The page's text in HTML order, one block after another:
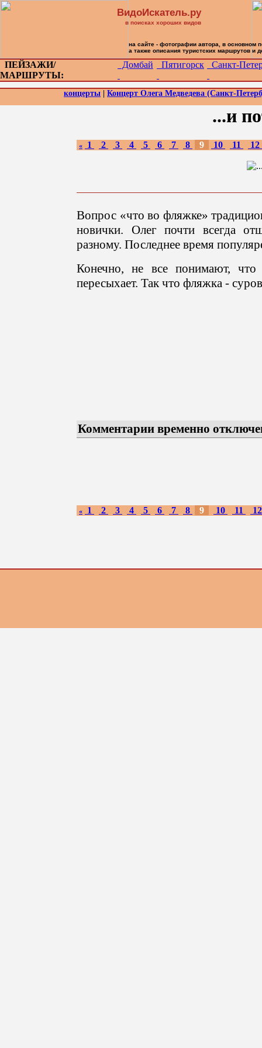
ПЕЙЗАЖИ/
МАРШРУТЫ:
Домбай Пятигорск Санкт-
концерты Концерт Олега Медведева (Санкт-
...и
« 1 2 3 4 5 6 7 8 9 10 11 12
Вопрос «что во фляжке»
новички. Олег почти всегда
разному. Последнее время
Конечно, не все понимают,
пересыхает. Так что фляжка -
Комментарии временно
« 1 2 3 4 5 6 7 8 9 10 11
ВидоИскатель.ру
в поисках хороших видов
на сайте - фотографии автора, в основном
а также описания туристских маршрутов и